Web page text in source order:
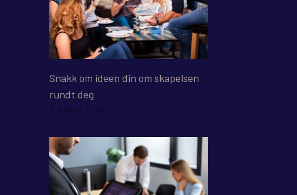
Snakk om ideen din om skapelsen
rundt deg
7. august 2026